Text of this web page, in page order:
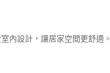
內設計，讓居家空間更舒適。